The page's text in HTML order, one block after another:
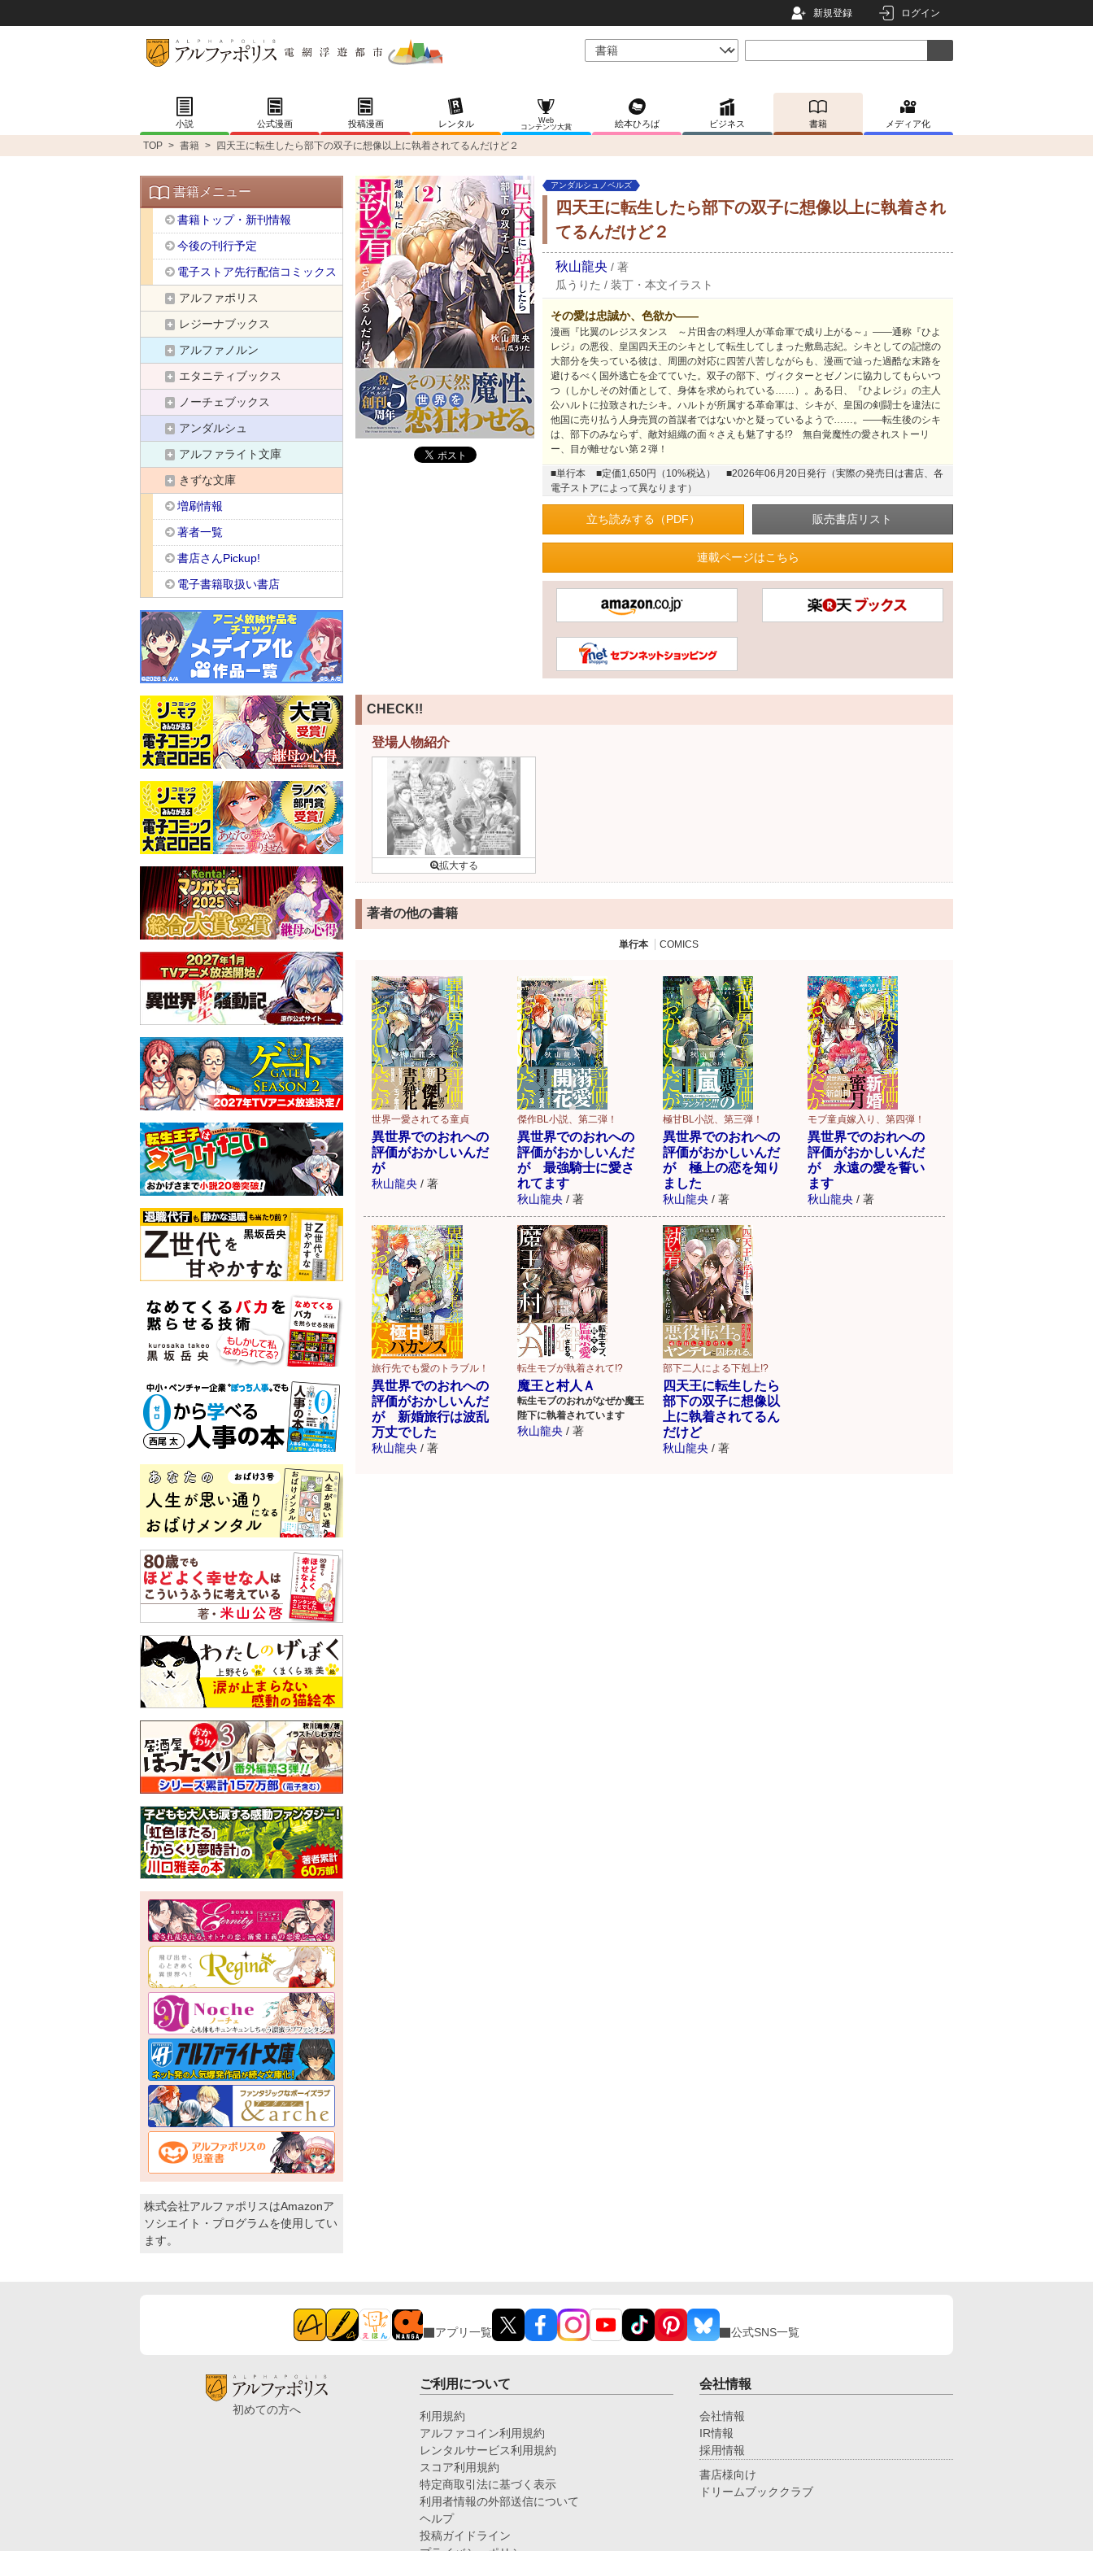
新規登録 ログイン
小説 公式漫画 投稿漫画 レンタル
Web
コンテンツ大賞
絵本ひろば ビジネス 書籍 メディア化
TOP > 書籍 > 四天王に転生したら部下の双子に想像以上に執着されてるんだけど２
アンダルシュノベルズ
四天王に転生したら部下の双子に想像以上に執着され
てるんだけど２
秋山龍央 / 著
瓜うりた / 装丁・本文イラスト
その愛は忠誠か、色欲か――
漫画『比翼のレジスタンス ～片田舎の料理人が革命軍で成り上がる～』――通称『ひよ
レジ』の悪役、皇国四天王のシキとして転生してしまった敷島志紀。シキとしての記憶の
大部分を失っている彼は、周囲の対応に四苦八苦しながらも、漫画で辿った過酷な末路を
避けるべく国外逃亡を企てていた。双子の部下、ヴィクターとゼノンに協力してもらいつ
つ（しかしその対価として、身体を求められている……）。ある日、『ひよレジ』の主人
公ハルトに拉致されたシキ。ハルトが所属する革命軍は、シキが、皇国の剣闘士を違法に
他国に売り払う人身売買の首謀者ではないかと疑っているようで……。――転生後のシキ
は、部下のみならず、敵対組織の面々さえも魅了する!? 無自覚魔性の愛されストーリ
ー、目が離せない第２弾！
■単行本 ■定価1,650円（10%税込）
■2026年06月20日発行（実際の発売日は書店、各
電子ストアによって異なります）
立ち読みする（PDF）
連載ページはこちら
CHECK!!
登場人物紹介
著者の他の書籍
単行本 COMICS
世界一愛されてる童貞
異世界でのおれへの
評価がおかしいんだ
が
秋山龍央 / 著
傑作BL小説、第二弾！
異世界でのおれへの
評価がおかしいんだ
が 最強騎士に愛さ
れてます
秋山龍央 / 著
極甘BL小説、第三弾！
異世界でのおれへの
評価がおかしいんだ
が 極上の恋を知り
ました
秋山龍央 / 著
モブ童貞嫁入り、第四弾！
異世界でのおれへの
評価がおかしいんだ
が 永遠の愛を誓い
ます
秋山龍央 / 著
旅行先でも愛のトラブル！
異世界でのおれへの
評価がおかしいんだ
が 新婚旅行は波乱
万丈でした
秋山龍央 / 著
転生モブが執着されて!?
魔王と村人Ａ
転生モブのおれがなぜか魔王
陛下に執着されています
秋山龍央 / 著
部下二人による下剋上!?
四天王に転生したら
部下の双子に想像以
上に執着されてるん
だけど
秋山龍央 / 著
書籍メニュー
書籍トップ・新刊情報
今後の刊行予定
電子ストア先行配信コミックス
アルファポリス
レジーナブックス
アルファノルン
エタニティブックス
ノーチェブックス
アンダルシュ
アルファライト文庫
きずな文庫
増刷情報
著者一覧
書店さんPickup!
電子書籍取扱い書店
株式会社アルファポリスはAmazonア
ソシエイト・プログラムを使用してい
ます。
アプリ一覧 公式SNS一覧
初めての方へ
ご利用について
利用規約
アルファコイン利用規約
レンタルサービス利用規約
スコア利用規約
特定商取引法に基づく表示
利用者情報の外部送信について
ヘルプ
投稿ガイドライン
会社情報
会社情報
IR情報
採用情報
書店様向け
ドリームブッククラブ